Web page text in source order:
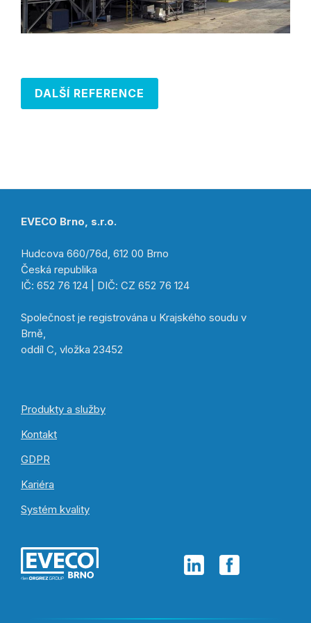
DALŠÍ REFERENCE
EVECO Brno, s.r.o.
Hudcova 660/76d, 612 00 Brno
Česká republika
IČ: 652 76 124 | DIČ: CZ 652 76 124
Společnost je registrována u Krajského soudu v
Brně,
oddíl C, vložka 23452
Produkty a služby
Kontakt
GDPR
Kariéra
Systém kvality